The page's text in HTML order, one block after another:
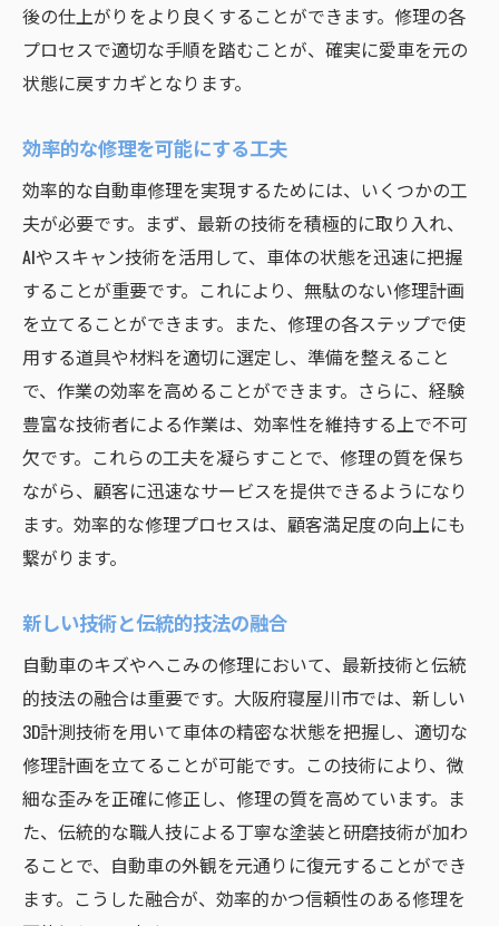
事前準備が成功を左右する理由
修理前の詳細なプランニング
適切な材料選びの重要性
修理プロセス中の柔軟な対応
アフターケアサービスの活用法
修理後の保証制度を理解する
効率的な修理トレーニングで得られる自動車の
価値向上
トレーニングがもたらす価値の向上
長期的価値を考えた修理方法
トレーニングによるコスト削減効果
修理技術が中古車価値に与える影響
修理後の見た目と市場評価
トレーニングで修理の質を向上させる
信頼性のある自動車修理方法で愛車を再び輝か
信頼される修理方法の選び方
品質保証とアフターサービス
修理後のメンテナンス計画
修理履歴の管理と活用
愛車の美しさを取り戻す秘訣
再発防止策としての修理記録
後の仕上がりをより良くすることができます。修理の各
プロセスで適切な手順を踏むことが、確実に愛車を元の
状態に戻すカギとなります。
効率的な修理を可能にする工夫
効率的な自動車修理を実現するためには、いくつかの工
夫が必要です。まず、最新の技術を積極的に取り入れ、
AIやスキャン技術を活用して、車体の状態を迅速に把握
することが重要です。これにより、無駄のない修理計画
を立てることができます。また、修理の各ステップで使
用する道具や材料を適切に選定し、準備を整えること
で、作業の効率を高めることができます。さらに、経験
豊富な技術者による作業は、効率性を維持する上で不可
欠です。これらの工夫を凝らすことで、修理の質を保ち
ながら、顧客に迅速なサービスを提供できるようになり
ます。効率的な修理プロセスは、顧客満足度の向上にも
繋がります。
新しい技術と伝統的技法の融合
自動車のキズやへこみの修理において、最新技術と伝統
的技法の融合は重要です。大阪府寝屋川市では、新しい
3D計測技術を用いて車体の精密な状態を把握し、適切な
修理計画を立てることが可能です。この技術により、微
細な歪みを正確に修正し、修理の質を高めています。ま
た、伝統的な職人技による丁寧な塗装と研磨技術が加わ
ることで、自動車の外観を元通りに復元することができ
ます。こうした融合が、効率的かつ信頼性のある修理を